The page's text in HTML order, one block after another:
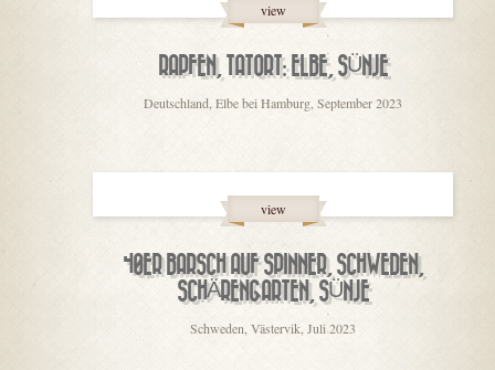
view
RAPFEN, TATORT: ELBE, SÜNJE
Deutschland, Elbe bei Hamburg, September 2023
view
40ER BARSCH AUF SPINNER, SCHWEDEN,
SCHÄRENGARTEN, SÜNJE
Schweden, Västervik, Juli 2023